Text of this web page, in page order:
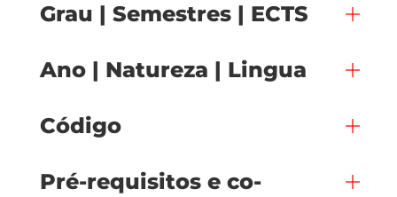
Grau | Semestres | ECTS
Ano | Natureza | Lingua
Código
Pré-requisitos e co-